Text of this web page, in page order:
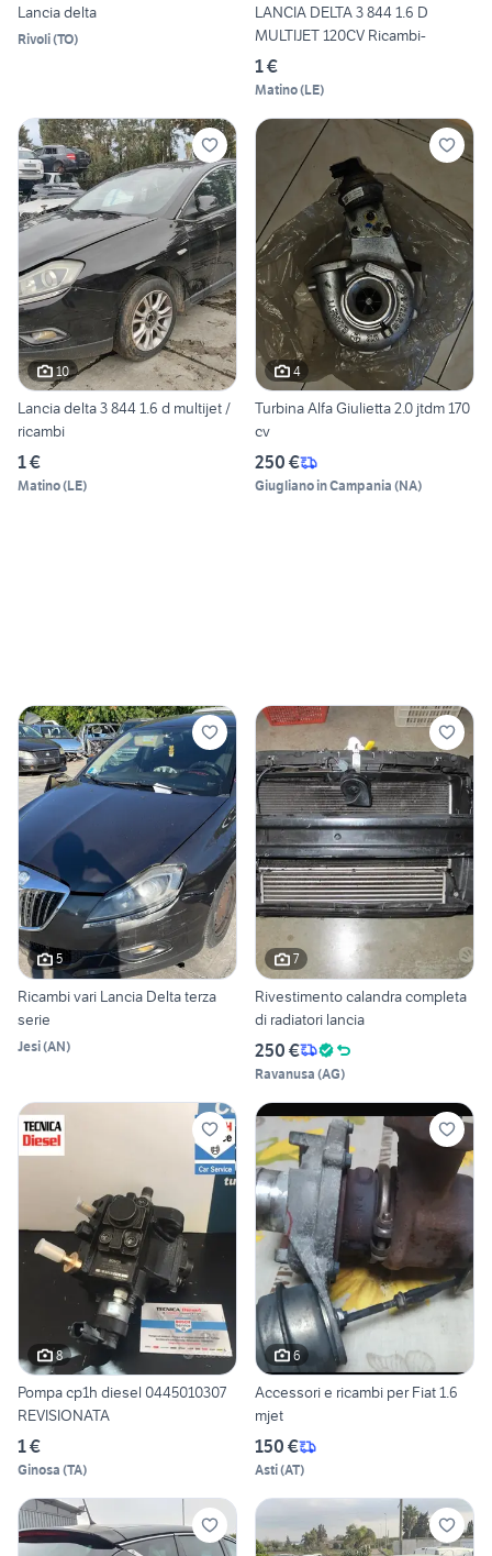
Lancia delta
Rivoli(TO)
LANCIA DELTA 3 844 1.6 D
MULTIJET 120CV Ricambi-
1 €
Matino(LE)
10
Lancia delta 3 844 1.6 d multijet /
ricambi
1 €
Matino(LE)
4
Turbina Alfa Giulietta 2.0 jtdm 170
cv
250 €
Giugliano in Campania (NA)
5
Ricambi vari Lancia Delta terza
serie
Jesi(AN)
7
Rivestimento calandra completa
di radiatori lancia
250 €
Ravanusa (AG)
8
Pompa cp1h diesel 0445010307
REVISIONATA
1 €
Ginosa (TA)
6
Accessori e ricambi per Fiat 1.6
mjet
150 €
Asti(AT)